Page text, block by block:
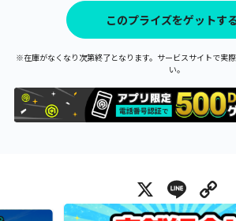
このプライズをゲットす
※在庫がなくなり次第終了となります。サービスサイトで実
い。
X Line